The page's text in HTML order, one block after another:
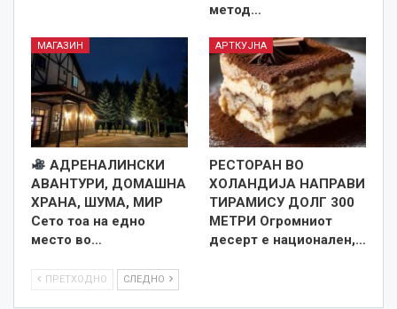
метод…
МАГАЗИН
АДРЕНАЛИНСКИ
АВАНТУРИ, ДОМАШНА
ХРАНА, ШУМА, МИР
Сето тоа на едно
место во…
АРТКУЈНА
РЕСТОРАН ВО
ХОЛАНДИЈА НАПРАВИ
ТИРАМИСУ ДОЛГ 300
МЕТРИ Огромниот
десерт е национален,…
ПРЕТХОДНО СЛЕДНО